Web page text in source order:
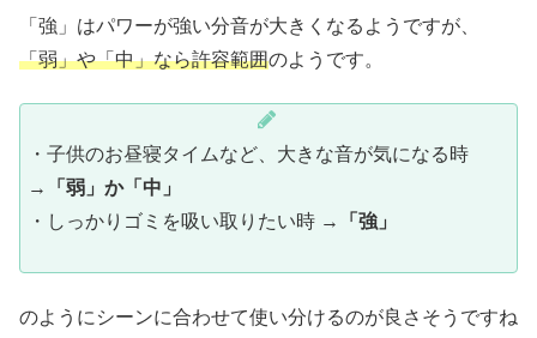
「強」はパワーが強い分音が大きくなるようですが、
「弱」や「中」なら許容範囲のようです。
・子供のお昼寝タイムなど、大きな音が気になる時
→
「弱」か「中」
・しっかりゴミを吸い取りたい時 →
「強」
のようにシーンに合わせて使い分けるのが良さそうですね